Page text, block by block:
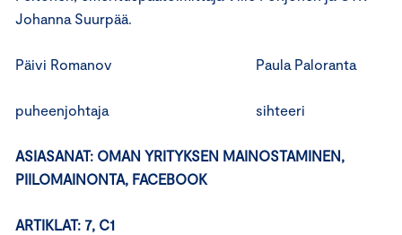
Johanna Suurpää.
Päivi Romanov Paula Paloranta
puheenjohtaja sihteeri
ASIASANAT: OMAN YRITYKSEN MAINOSTAMINEN,
PIILOMAINONTA, FACEBOOK
ARTIKLAT: 7, C1